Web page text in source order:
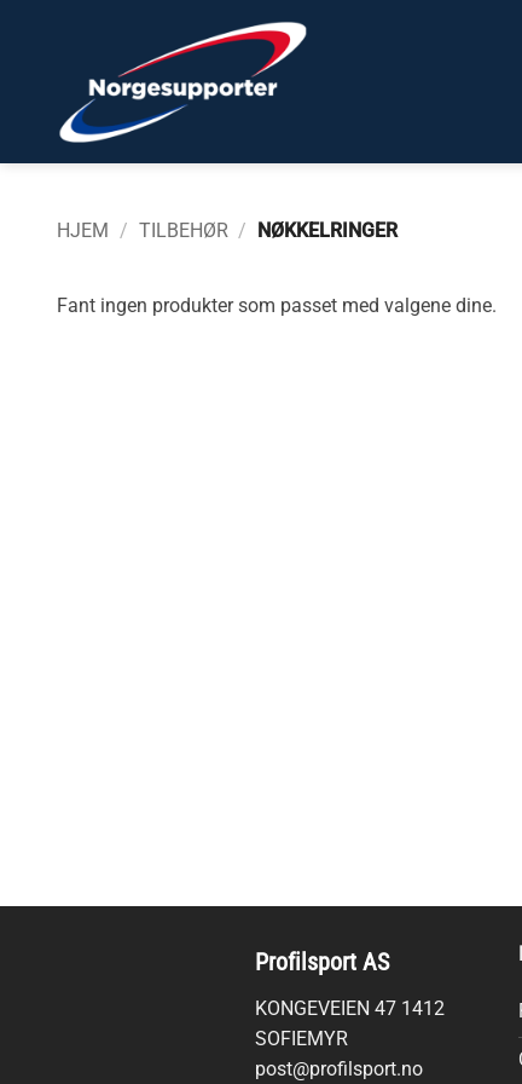
HJEM / TILBEHØR / NØKKELRINGER
Fant ingen produkter som passet med valgene dine.
Profilsport AS
KONGEVEIEN 47 1412
SOFIEMYR
post@profilsport.no